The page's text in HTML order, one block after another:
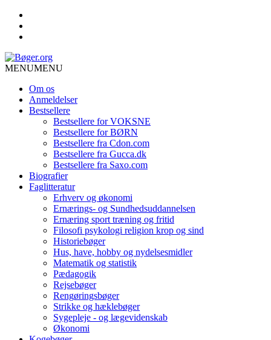
MENUMENU
Om os
Anmeldelser
Bestsellere
Bestsellere for VOKSNE
Bestsellere for BØRN
Bestsellere fra Cdon.com
Bestsellere fra Gucca.dk
Bestsellere fra Saxo.com
Biografier
Faglitteratur
Erhverv og økonomi
Ernærings- og Sundhedsuddannelsen
Ernæring sport træning og fritid
Filosofi psykologi religion krop og sind
Historiebøger
Hus, have, hobby og nydelsesmidler
Matematik og statistik
Pædagogik
Rejsebøger
Rengøringsbøger
Strikke og hæklebøger
Sygepleje - og lægevidenskab
Økonomi